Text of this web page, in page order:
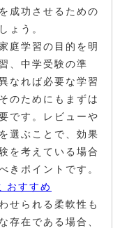
成功させるための
ょう。
庭学習の目的を明
、中学受験の準
なれば必要な学習
のためにもまずは
です。レビューや
選ぶことで、効果
を考えている場合
きポイントです。
おすすめ
せられる柔軟性も
存在である場合、